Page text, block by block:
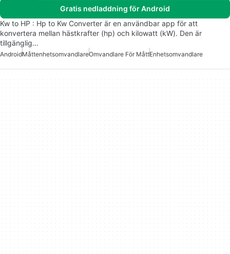
Gratis nedladdning för Android
Kw to HP : Hp to Kw Converter är en användbar app för att
konvertera mellan hästkrafter (hp) och kilowatt (kW). Den är
tillgänglig…
AndroidMåttenhetsomvandlareOmvandlare För MåttEnhetsomvandlare